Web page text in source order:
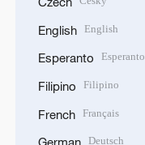
English English
Esperanto Esperanto
Filipino Filipino
French Français
Deutsch